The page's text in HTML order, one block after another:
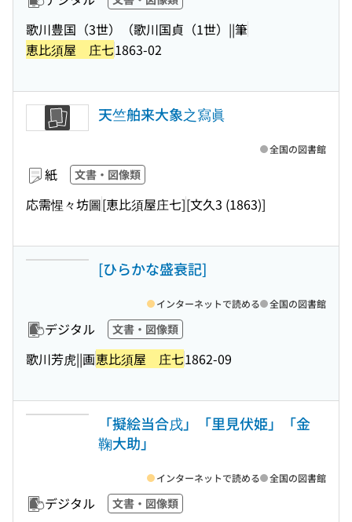
歌川豊国（3世）（歌川国貞（1世）||筆
恵比須屋 庄七1863-02
天竺舶来大象之寫眞
紙 文書・図像類
応需惺々坊圖[恵比須屋庄七][文久3 (1863)]
全国の図書館
[ひらかな盛衰記]
デジタル 文書・図像類
歌川芳虎||画恵比須屋 庄七1862-09
インターネットで読める 全国の図書館
「擬絵当合戌」「里見伏姫」「金
鞠大助」
デジタル 文書・図像類
インターネットで読める 全国の図書館